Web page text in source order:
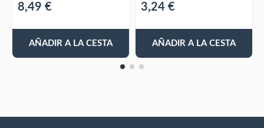
8,49 €
AÑADIR A LA CESTA
3,24 €
AÑADIR A LA CESTA